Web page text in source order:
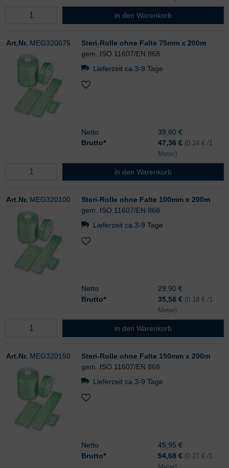
Steri-Rolle ohne Falte 50mm x
in den Warenkorb
Art.Nr. MEG320075
Steri-Rolle ohne Falte 75mm x 200m
gem. ISO 11607/EN 868
Lieferzeit ca.3-9 Tage
Netto
39,80 €
Brutto*
47,36 € (0.24 € /1
Meter)
Steri-Rolle ohne Falte 75mm x
in den Warenkorb
Art.Nr. MEG320100
Steri-Rolle ohne Falte 100mm x 200m
gem. ISO 11607/EN 868
Lieferzeit ca.3-9 Tage
Netto
29,90 €
Brutto*
35,58 € (0.18 € /1
Meter)
Steri-Rolle ohne Falte 100mm x
in den Warenkorb
Art.Nr. MEG320150
Steri-Rolle ohne Falte 150mm x 200m
gem. ISO 11607/EN 868
Lieferzeit ca.3-9 Tage
Netto
45,95 €
Brutto*
54,68 € (0.27 € /1